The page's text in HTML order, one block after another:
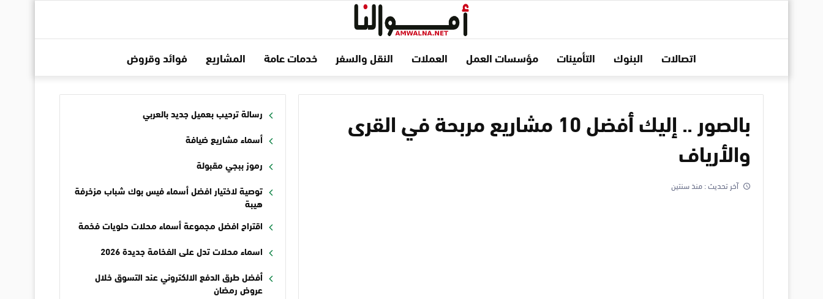
اتصالات البنوك التأمينات مؤسسات العمل العملات النقل والسفر خدمات عامة المشاريع فوائد وقروض
بالصور .. إليك أفضل 10 مشاريع مربحة في القرى
والأرياف
آخر تحديث :منذ سنتين
رسالة ترحيب بعميل جديد بالعربي
أسماء مشاريع ضيافة
رموز ببجي مقبولة
توصية لاختيار افضل أسماء فيس بوك شباب مزخرفة
هيبة
اقتراح افضل مجموعة أسماء محلات حلويات فخمة
اسماء محلات تدل على الفخامة جديدة 2026
أفضل طرق الدفع الالكتروني عند التسوق خلال
عروض رمضان